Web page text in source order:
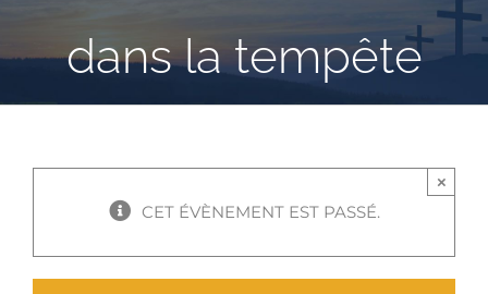
dans la tempête
CET ÉVÈNEMENT EST PASSÉ.
×